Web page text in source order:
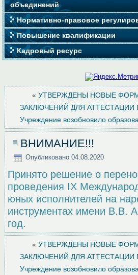
объединений
Нормативно-правовое
Повышение квалификации
Кадровый ресурс
« УТВЕРЖДЕНЫ НОВЫЕ
ЗАКЛЮЧЕНИЙ ДЛЯ АТТЕСТАЦИИ
Учреждение возобновило
ВНИМАНИЕ!!!
Опубликовано 04.08.2020
Принято решение о
проведения IX
юных исполнителей на
инструментах имени В.В.
год.
« УТВЕРЖДЕНЫ НОВЫЕ
ЗАКЛЮЧЕНИЙ ДЛЯ АТТЕСТАЦИИ
Учреждение возобновило